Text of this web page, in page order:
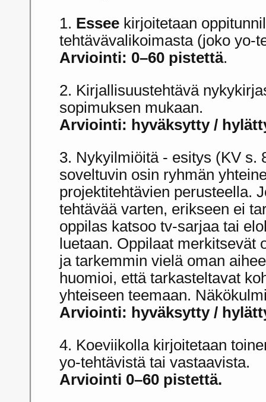
1. Essee kirjoitetaan
tehtävävalikoimasta (joko yo-
Arviointi: 0–60 pistettä.
2. Kirjallisuustehtävä
sopimuksen mukaan.
Arviointi: hyväksytty /
3. Nykyilmiöitä - esitys (KV s.
soveltuvin osin ryhmän
projektitehtävien perusteella.
tehtävää varten, erikseen ei
oppilas katsoo tv-sarjaa tai
luetaan. Oppilaat merkitsevät
ja tarkemmin vielä oman
huomioi, että tarkasteltavat
yhteiseen teemaan.
Arviointi: hyväksytty /
4. Koeviikolla kirjoitetaan
yo-tehtävistä tai vastaavista.
Arviointi 0–60 pistettä.